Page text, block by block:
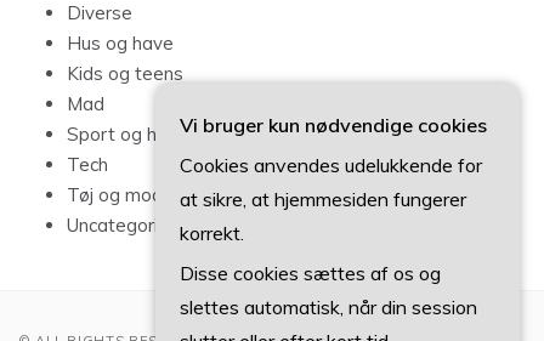
Diverse
Hus og have
Kids og teens
Mad
Sport og hobby
Tech
Tøj og mode
Uncategorized
Vi bruger kun nødvendige cookies
Cookies anvendes udelukkende for
at sikre, at hjemmesiden fungerer
korrekt.
Disse cookies sættes af os og
slettes automatisk, når din session